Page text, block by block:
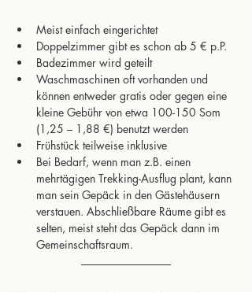
Meist einfach eingerichtet
Doppelzimmer gibt es schon ab 5 € p.P.
Badezimmer wird geteilt
Waschmaschinen oft vorhanden und
können entweder gratis oder gegen eine
kleine Gebühr von etwa 100-150 Som
(1,25 – 1,88 €) benutzt werden
Frühstück teilweise inklusive
Bei Bedarf, wenn man z.B. einen
mehrtägigen Trekking-Ausflug plant, kann
man sein Gepäck in den Gästehäusern
verstauen. Abschließbare Räume gibt es
selten, meist steht das Gepäck dann im
Gemeinschaftsraum.